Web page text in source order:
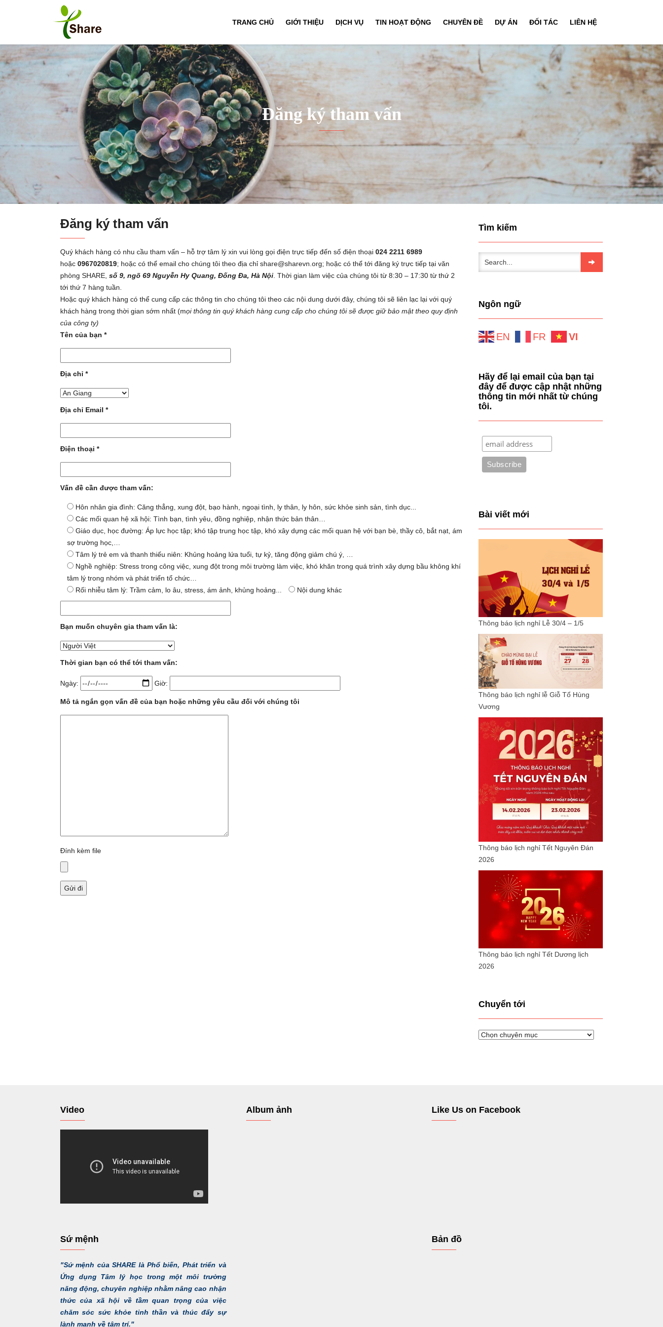
TRANG CHỦ GIỚI THIỆU DỊCH VỤ TIN HOẠT ĐỘNG CHUYÊN ĐỀ DỰ ÁN ĐỐI TÁC LIÊN HỆ
Đăng ký tham vấn
Đăng ký tham vấn
Quý khách hàng có nhu cầu tham vấn – hỗ trợ tâm lý xin vui lòng gọi điện trực tiếp đến số điện thoại 024 2211 6989
hoặc 0967020819; hoặc có thể email cho chúng tôi theo địa chỉ share@sharevn.org; hoặc có thể tới đăng ký trực tiếp tại văn
phòng SHARE, số 9, ngõ 69 Nguyễn Hy Quang, Đống Đa, Hà Nội . Thời gian làm việc của chúng tôi từ 8:30 – 17:30 từ thứ 2
tới thứ 7 hàng tuần.
Hoặc quý khách hàng có thể cung cấp các thông tin cho chúng tôi theo các nội dung dưới đây, chúng tôi sẽ liên lạc lại với quý
khách hàng trong thời gian sớm nhất (mọi thông tin quý khách hàng cung cấp cho chúng tôi sẽ được giữ bảo mật theo quy định
của công ty)
Tên của bạn *
Địa chỉ *
Địa chỉ Email *
Điện thoại *
Vấn đề cần được tham vấn:
Hôn nhân gia đình: Căng thẳng, xung đột, bạo hành, ngoại tình, ly thân, ly hôn, sức khỏe sinh sản, tình dục...
Các mối quan hệ xã hội: Tình bạn, tình yêu, đồng nghiệp, nhận thức bản thân…
Giáo dục, học đường: Áp lực học tập; khó tập trung học tập, khó xây dựng các mối quan hệ với bạn bè, thầy cô, bắt nạt, ám
sợ trường học,…
Tâm lý trẻ em và thanh thiếu niên: Khủng hoảng lứa tuổi, tự kỷ, tăng động giảm chú ý, …
Nghề nghiệp: Stress trong công việc, xung đột trong môi trường làm việc, khó khăn trong quá trình xây dựng bầu không khí
tâm lý trong nhóm và phát triển tổ chức…
Rối nhiễu tâm lý: Trầm cảm, lo âu, stress, ám ảnh, khủng hoảng...
Nội dung khác
Bạn muốn chuyên gia tham vấn là:
Thời gian bạn có thể tới tham vấn:
Ngày: Giờ:
Mô tả ngắn gọn vấn đề của bạn hoặc những yêu cầu đối với chúng tôi
Đính kèm file
Tìm kiếm
Ngôn ngữ
EN FR VI
Hãy để lại email của bạn tại
đây để được cập nhật những
thông tin mới nhất từ chúng
tôi.
Bài viết mới
Thông báo lịch nghỉ Lễ 30/4 – 1/5
Thông báo lịch nghỉ lễ Giỗ Tổ Hùng
Vương
Thông báo lịch nghỉ Tết Nguyên Đán
2026
Thông báo lịch nghỉ Tết Dương lịch
2026
Chuyển tới
Chuyển
Video
Sứ mệnh
"Sứ mệnh của SHARE là Phổ biến, Phát triển và
Ứng dụng Tâm lý học trong một môi trường
năng động, chuyên nghiệp nhằm nâng cao nhận
thức của xã hội về tầm quan trọng của việc
chăm sóc sức khỏe tinh thần và thúc đẩy sự
lành mạnh về tâm trí."
Album ảnh Like Us on Facebook
Bản đồ